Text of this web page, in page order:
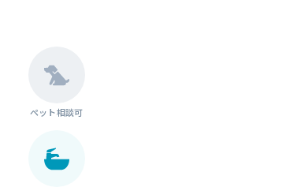
ペット相談可